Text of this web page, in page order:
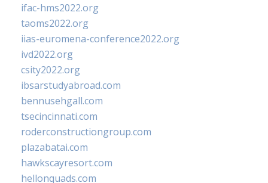
ifac-hms2022.org
taoms2022.org
iias-euromena-conference2022.org
ivd2022.org
csity2022.org
ibsarstudyabroad.com
bennusehgall.com
tsecincinnati.com
roderconstructiongroup.com
plazabatai.com
hawkscayresort.com
hellonquads.com